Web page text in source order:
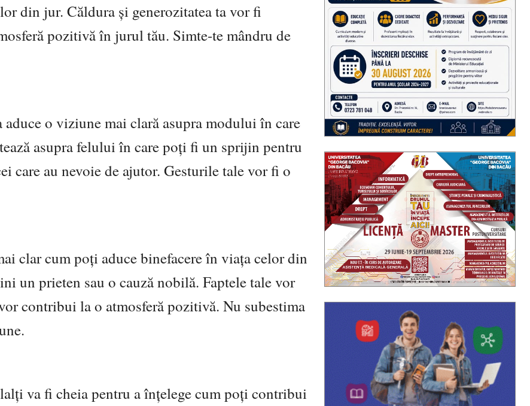
din jur. Căldura și generozitatea ta vor fi
pozitivă în jurul tău. Simte-te mândru de
o viziune mai clară asupra modului în care
asupra felului în care poți fi un sprijin pentru
care au nevoie de ajutor. Gesturile tale vor fi o
clar cum poți aduce binefacere în viața celor din
un prieten sau o cauză nobilă. Faptele tale vor
contribui la o atmosferă pozitivă. Nu subestima
va fi cheia pentru a înțelege cum poți contribui